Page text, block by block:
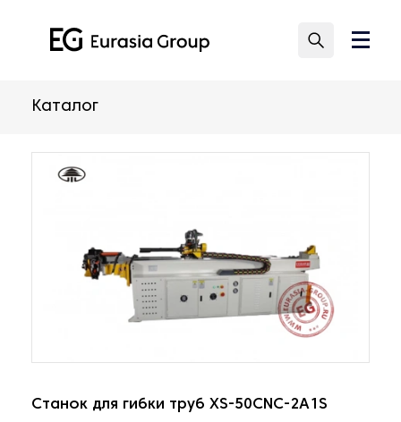
Каталог
Станок для гибки труб XS-50CNC-2A1S